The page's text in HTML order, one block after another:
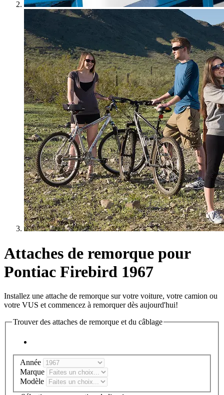
Attaches de remorque pour
Pontiac Firebird 1967
Installez une attache de remorque sur votre voiture, votre camion ou
votre VUS et commencez à remorquer dès aujourd'hui!
Trouver des attaches de remorque et du câblage
Année
Marque
Modèle